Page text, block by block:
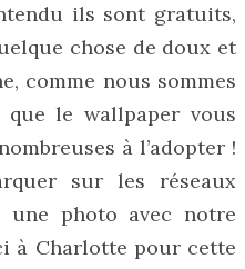
ils sont gratuits,
chose de doux et
comme nous sommes
que le wallpaper vous
à l’adopter !
sur les réseaux
une photo avec notre
à Charlotte pour cette